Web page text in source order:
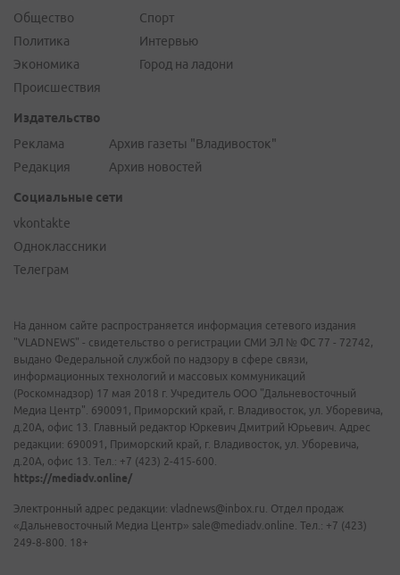
Общество
Политика
Экономика
Происшествия
Спорт
Интервью
Город на ладони
Издательство
Реклама
Редакция
Архив газеты "Владивосток"
Архив новостей
Социальные сети
vkontakte
Одноклассники
Телеграм
На данном сайте распространяется информация сетевого издания
"VLADNEWS" - свидетельство о регистрации СМИ ЭЛ № ФС 77 - 72742,
выдано Федеральной службой по надзору в сфере связи,
информационных технологий и массовых коммуникаций
(Роскомнадзор) 17 мая 2018 г. Учредитель ООО "Дальневосточный
Медиа Центр". 690091, Приморский край, г. Владивосток, ул. Уборевича,
д.20А, офис 13. Главный редактор Юркевич Дмитрий Юрьевич. Адрес
редакции: 690091, Приморский край, г. Владивосток, ул. Уборевича,
д.20А, офис 13. Тел.: +7 (423) 2-415-600.
https://mediadv.online/
Электронный адрес редакции: vladnews@inbox.ru. Отдел продаж
«Дальневосточный Медиа Центр» sale@mediadv.online. Тел.: +7 (423)
249-8-800. 18+